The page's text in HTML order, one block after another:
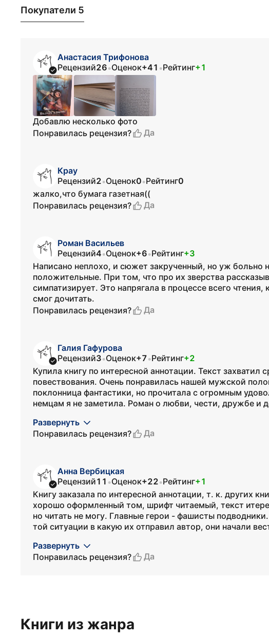
Покупатели 5
Анастасия Трифонова
Рецензий26•Оценок+41 •Рейтинг+1
Добавлю несколько фото
Понравилась рецензия?
Да
Крау
Рецензий2•Оценок0•Рейтинг0
жалко,что бумага газетная((
Понравилась рецензия?
Да
Роман Васильев
Рецензий4•Оценок+6•Рейтинг+3
Написано неплохо, и сюжет закрученный, но уж больно
положительные. При том, что про их зверства
симпатизирует. Это напрягала в процессе всего
смог дочитать.
Понравилась рецензия?
Да
Галия Гафурова
Рецензий3•Оценок+7•Рейтинг+2
Купила книгу по интересной аннотации. Текст захватил
повествования. Очень понравилась нашей мужской
поклонница фантастики, но прочитала с огромным
немцам я не заметила. Роман о любви, чести, дружбе и
Развернуть
Понравилась рецензия?
Да
Анна Вербицкая
Рецензий11 •Оценок+22•Рейтинг+1
Книгу заказала по интересной аннотации, т. к. других
хорошо оформленный том, шрифт читаемый, текст
но читать не могу. Главные герои - фашисты
той ситуации в какую их отправил автор, они начали
Развернуть
Понравилась рецензия?
Да
Книги из жанра